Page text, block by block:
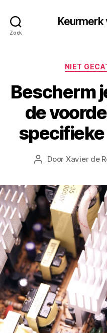
Zoek
Keurmerk
NIET
Bescherm
de
Berichtauteur
Door Xavier de